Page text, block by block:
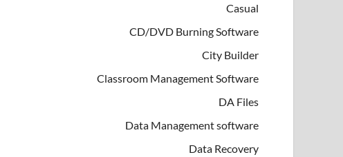
Casual
CD/DVD Burning Software
City Builder
Classroom Management Software
DA Files
Data Management software
Data Recovery